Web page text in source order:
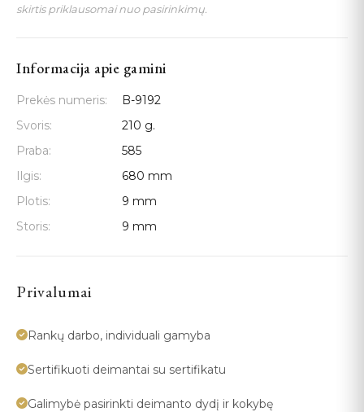
skirtis priklausomai nuo pasirinkimų.
Informacija apie gamini
Prekės numeris:
B-9192
Svoris:
210 g.
Praba:
585
Ilgis:
680 mm
Plotis:
9 mm
Storis:
9 mm
Privalumai
Rankų darbo, individuali gamyba
Sertifikuoti deimantai su sertifikatu
Galimybė pasirinkti deimanto dydį ir kokybę